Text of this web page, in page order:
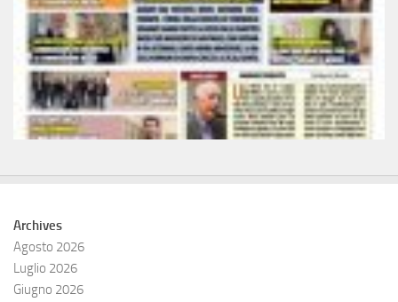
Archives
Agosto 2026
Luglio 2026
Giugno 2026